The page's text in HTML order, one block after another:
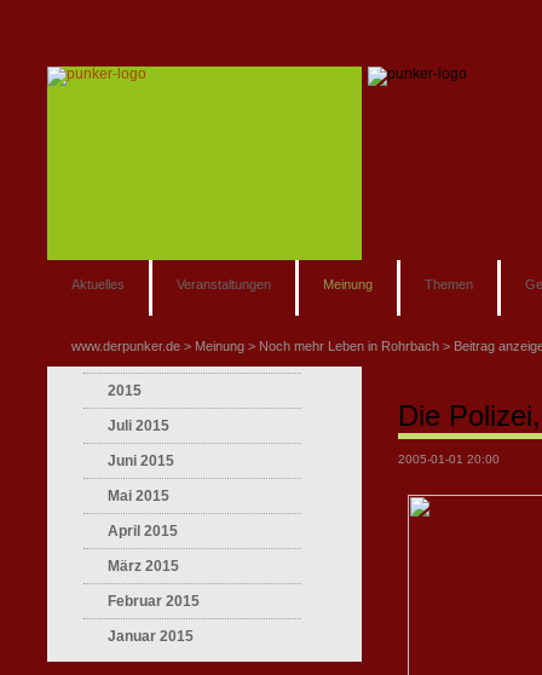
Aktuelles Veranstaltungen Meinung Themen
www.derpunker.de Meinung Noch mehr Leben in Rohrbach Beitrag
Die
2005-01-01 20:00
2015
Juli 2015
Juni 2015
Mai 2015
April 2015
März 2015
Februar 2015
Januar 2015